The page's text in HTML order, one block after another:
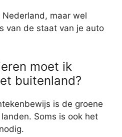
maar wel
van de staat van je auto
moet ik
buitenland?
is de groene
Soms is ook het